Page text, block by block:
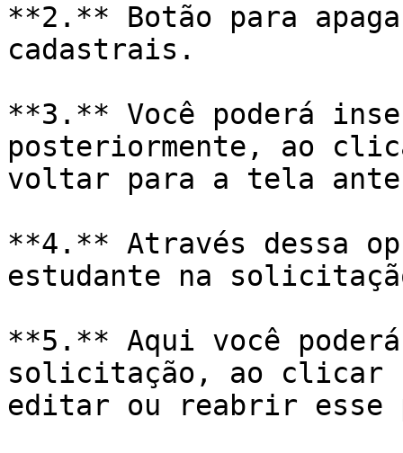
**2.** Botão para
cadastrais.
**3.** Você poderá
posteriormente, ao
voltar para a tela
**4.** Através dessa
estudante na
**5.** Aqui você
solicitação, ao clicar
editar ou reabrir esse